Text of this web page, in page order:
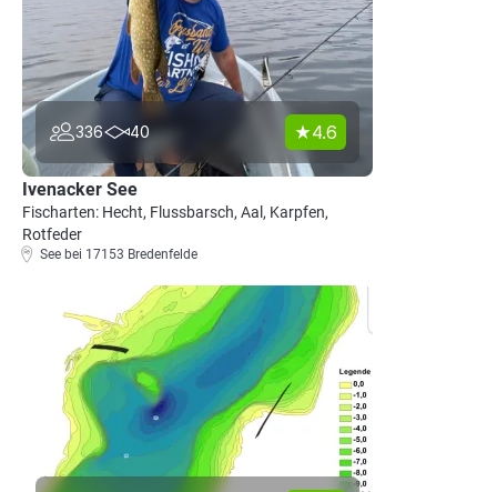
336 40 4.6
Ivenacker See
Fischarten: Hecht, Flussbarsch, Aal, Karpfen,
Rotfeder
See bei 17153 Bredenfelde